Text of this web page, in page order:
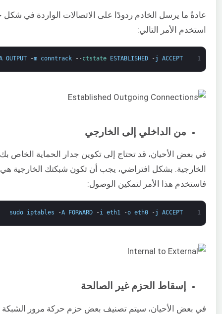
عادةً ما يرسل الخادم ردودًا على الاتصالات الواردة في شكل
استخدم الأمر التالي:
1
OUTPUT -m conntrack --ctstate ESTABLISHED -j ACCEPT
من الداخلي إلى الخارجي
في بعض الأحيان، قد تحتاج إلى تكوين جدار الحماية الخاص
الخارجية. بشكل افتراضي، يجب أن تكون شبكتك الخارجية
فاستخدم هذا الأمر لتمكين الوصول:
1
sudo iptables -A FORWARD -i eth1 -o eth0 -j ACCEPT
إسقاط الحزم غير الصالحة
في بعض الأحيان، سيتم تصنيف بعض حزم حركة مرور الشبكة